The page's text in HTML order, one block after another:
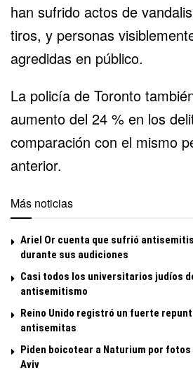
han sufrido actos de
tiros, y personas
agredidas en público.
La policía de Toronto
aumento del 24 % en los
comparación con el mismo
anterior.
Más noticias
Ariel Or cuenta que sufrió
durante sus audiciones
Casi todos los universitarios judíos
antisemitismo
Reino Unido registró un fuerte
antisemitas
Piden boicotear a Naturium por fotos
Aviv